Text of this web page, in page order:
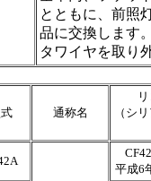
とともに、前照
品に交換します
タワイヤを取り
通称名
（シ
平成6